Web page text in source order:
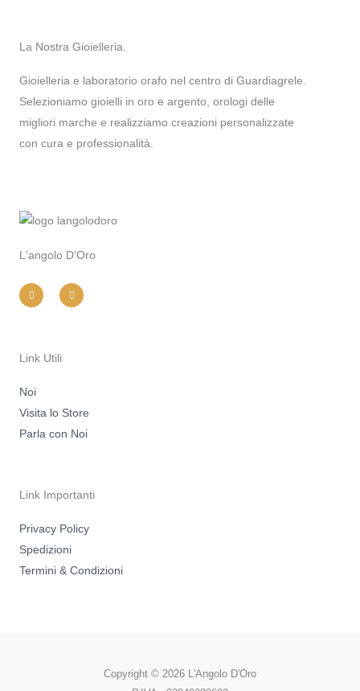
La Nostra Gioielleria.
Gioielleria e laboratorio orafo nel centro di Guardiagrele.
Selezioniamo gioielli in oro e argento, orologi delle
migliori marche e realizziamo creazioni personalizzate
con cura e professionalità.
L'angolo D'Oro
n
s
t
m
a
c
e
Link Utili
Noi
Visita lo Store
Parla con Noi
Link Importanti
Privacy Policy
Spedizioni
Termini & Condizioni
Copyright © 2026 L'Angolo D'Oro